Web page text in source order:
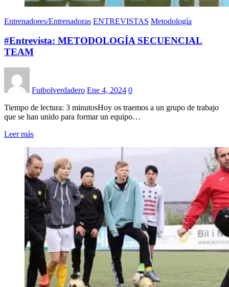
Entrenadores/Entrenadoras ENTREVISTAS Metodología
#Entrevista: METODOLOGÍA SECUENCIAL
TEAM
Futbolverdadero Ene 4, 2024 0
Tiempo de lectura: 3 minutosHoy os traemos a un grupo de trabajo
que se han unido para formar un equipo…
Leer más